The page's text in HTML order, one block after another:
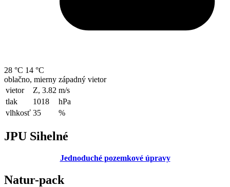
28 °C 14 °C
oblačno, mierny západný vietor
vietor
Z, 3.82 m/s
tlak
1018
hPa
vlhkosť 35 %
JPU Sihelné
Jednoduché pozemkové úpravy
Natur-pack